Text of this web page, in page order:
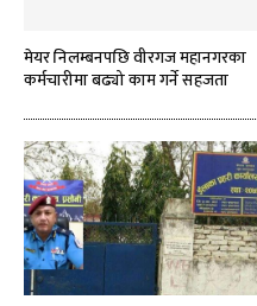
मेयर निलम्बनपछि वीरगज महानगरका
कर्मचारीमा बढ्यो काम गर्ने सहजता